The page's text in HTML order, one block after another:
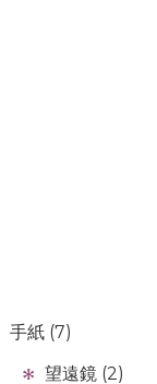
手紙 (7)
望遠鏡 (2)